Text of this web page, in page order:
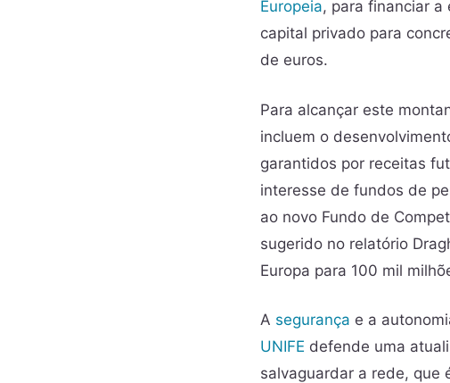
Europeia, para financiar a
capital privado para
de euros.
Para alcançar este
incluem o
garantidos por receitas
interesse de fundos de
ao novo Fundo de
sugerido no relatório
Europa para 100 mil
A segurança e a
UNIFE defende uma
salvaguardar a rede, que